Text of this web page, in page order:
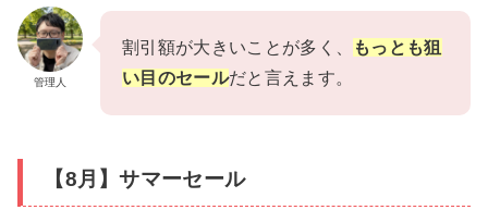
管理人
割引額が大きいことが多く、
もっとも狙
い目のセールだと言えます。
【8月】サマーセール